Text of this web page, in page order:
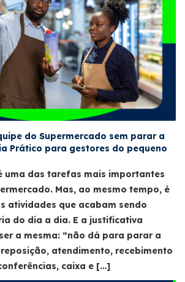
do Supermercado sem parar a
Prático para gestores do pequeno
uma das tarefas mais importantes
Mas, ao mesmo tempo, é
atividades que acabam sendo
do dia a dia. E a justificativa
a mesma: “não dá para parar a
atendimento, recebimento
caixa e […]